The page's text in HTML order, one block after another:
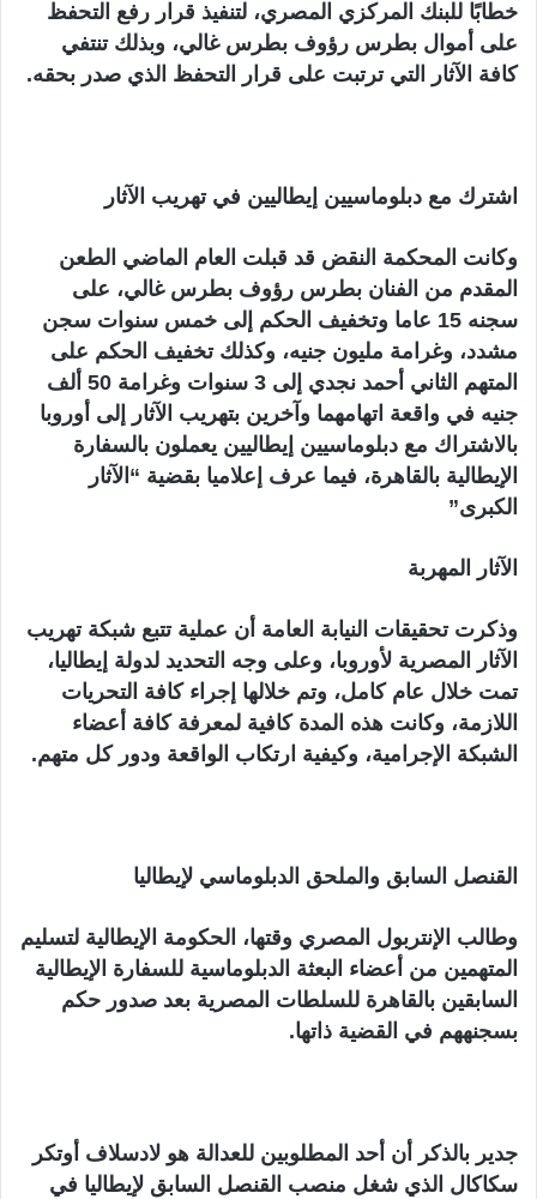
خطابًا للبنك المركزي المصري، لتنفيذ قرار رفع التحفظ
على أموال بطرس رؤوف بطرس غالي، وبذلك تنتفي
كافة الآثار التي ترتبت على قرار التحفظ الذي صدر بحقه.
اشترك مع دبلوماسيين إيطاليين في تهريب الآثار
وكانت المحكمة النقض قد قبلت العام الماضي الطعن
المقدم من الفنان بطرس رؤوف بطرس غالي، على
سجنه 15 عاما وتخفيف الحكم إلى خمس سنوات سجن
مشدد، وغرامة مليون جنيه، وكذلك تخفيف الحكم على
المتهم الثاني أحمد نجدي إلى 3 سنوات وغرامة 50 ألف
جنيه في واقعة اتهامهما وآخرين بتهريب الآثار إلى أوروبا
بالاشتراك مع دبلوماسيين إيطاليين يعملون بالسفارة
الإيطالية بالقاهرة، فيما عرف إعلاميا بقضية “الآثار
الكبرى”
الآثار المهربة
وذكرت تحقيقات النيابة العامة أن عملية تتبع شبكة تهريب
الآثار المصرية لأوروبا، وعلى وجه التحديد لدولة إيطاليا،
تمت خلال عام كامل، وتم خلالها إجراء كافة التحريات
اللازمة، وكانت هذه المدة كافية لمعرفة كافة أعضاء
الشبكة الإجرامية، وكيفية ارتكاب الواقعة ودور كل متهم.
القنصل السابق والملحق الدبلوماسي لإيطاليا
وطالب الإنتربول المصري وقتها، الحكومة الإيطالية لتسليم
المتهمين من أعضاء البعثة الدبلوماسية للسفارة الإيطالية
السابقين بالقاهرة للسلطات المصرية بعد صدور حكم
بسجنههم في القضية ذاتها.
جدير بالذكر أن أحد المطلوبين للعدالة هو لادسلاف أوتكر
سكاكال الذي شغل منصب القنصل السابق لإيطاليا في